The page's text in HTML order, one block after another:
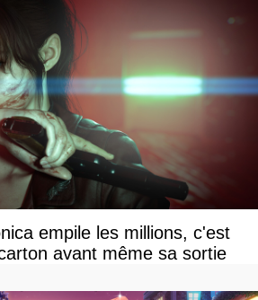
empile les millions, c'est
avant même sa sortie